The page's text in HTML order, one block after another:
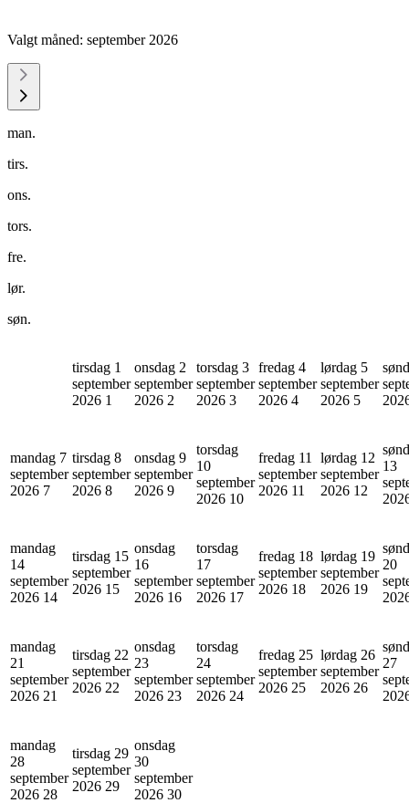
Valgt måned: september 2026
man.
tirs.
ons.
tors.
fre.
lør.
søn.
tirsdag 1
september
2026 1
onsdag 2
september
2026 2
torsdag 3
september
2026 3
fredag 4
september
2026 4
lørdag 5
september
2026 5
mandag 7
september
2026 7
tirsdag 8
september
2026 8
onsdag 9
september
2026 9
torsdag
10
september
2026 10
fredag 11
september
2026 11
lørdag 12
september
2026 12
13
mandag
14
september
2026 14
tirsdag 15
september
2026 15
onsdag
16
september
2026 16
torsdag
17
september
2026 17
fredag 18
september
2026 18
lørdag 19
september
2026 19
20
mandag
21
september
2026 21
tirsdag 22
september
2026 22
onsdag
23
september
2026 23
torsdag
24
september
2026 24
fredag 25
september
2026 25
lørdag 26
september
2026 26
27
mandag
28
september
2026 28
tirsdag 29
september
2026 29
onsdag
30
september
2026 30